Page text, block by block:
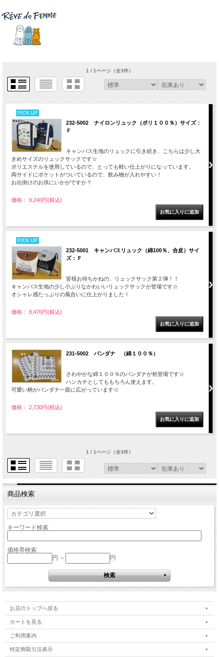
1 / 1ページ（全3件）
PICK UP
232-5002 ナイロンリュック（ポリ１００％）サイズ：
Ｆ
キャンバス生地のリュックに引き続き、こちらは少し大
きめサイズのリュックサックです☆
ポリエステルを使用しているので、とっても軽い仕上がりになっています。
両サイドにポケットがついているので、飲み物が入れやすい！
お出掛けのお供にいかがですか？
価格： 9,240円(税込)
PICK UP
232-5001 キャンバスリュック（綿100％、合皮）サイ
ズ：Ｆ
皆様お待ちかねの、リュックサック第２弾！！
キャンバス生地の少し小ぶりなかわいいリュックサックが登場です☆
オシャレ感たっぷりの風合いに仕上がりました！
価格： 8,470円(税込)
231-5002 バンダナ （綿１００％）
さわやかな綿１００％のバンダナが初登場です☆
ハンカチとしてももちろん使えます。
可愛い柄がバンダナ一面に広がっています☆
価格： 2,730円(税込)
1 / 1ページ（全3件）
商品検索
キーワード検索
価格帯検索
円 ～
円
お店のトップへ戻る
カートを見る
ご利用案内
特定商取引法表示